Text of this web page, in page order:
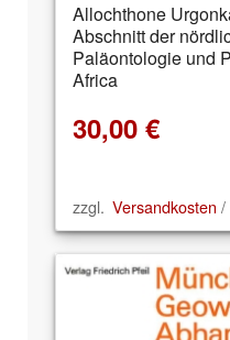
Allochthone
Abschnitt der
Paläontologie und
Africa
30,00 €
zzgl. Versandkosten /